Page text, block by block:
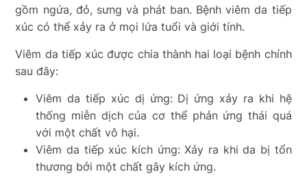
gồm ngứa, đỏ, sưng và phát ban. Bệnh viêm da tiếp
xúc có thể xảy ra ở mọi lứa tuổi và giới tính.
Viêm da tiếp xúc được chia thành hai loại bệnh chính
sau đây:
Viêm da tiếp xúc dị ứng: Dị ứng xảy ra khi hệ
thống miễn dịch của cơ thể phản ứng thái quá
với một chất vô hại.
Viêm da tiếp xúc kích ứng: Xảy ra khi da bị tổn
thương bởi một chất gây kích ứng.